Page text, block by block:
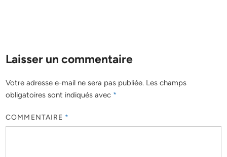
Laisser un commentaire
Votre adresse e-mail ne sera pas publiée. Les champs
obligatoires sont indiqués avec *
COMMENTAIRE *